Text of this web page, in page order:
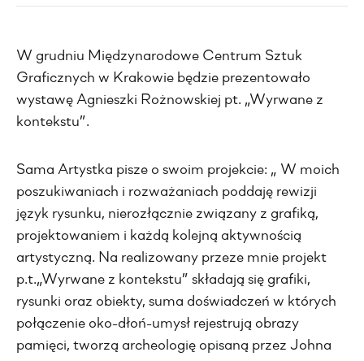
W grudniu Międzynarodowe Centrum Sztuk
Graficznych w Krakowie będzie prezentowało
wystawę Agnieszki Rożnowskiej pt. „Wyrwane z
kontekstu”.
Sama Artystka pisze o swoim projekcie: „ W moich
poszukiwaniach i rozważaniach poddaję rewizji
język rysunku, nierozłącznie związany z grafiką,
projektowaniem i każdą kolejną aktywnością
artystyczną. Na realizowany przeze mnie projekt
p.t.„Wyrwane z kontekstu” składają się grafiki,
rysunki oraz obiekty, suma doświadczeń w których
połączenie oko-dłoń-umysł rejestrują obrazy
pamięci, tworzą archeologię opisaną przez Johna